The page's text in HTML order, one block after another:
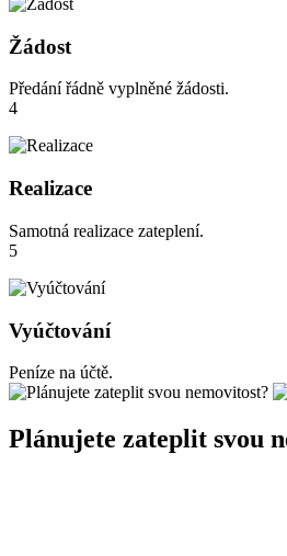
Žádost
Předání řádně vyplněné žádosti.
4
Realizace
Samotná realizace zateplení.
5
Vyúčtování
Peníze na účtě.
Plánujete zateplit svou